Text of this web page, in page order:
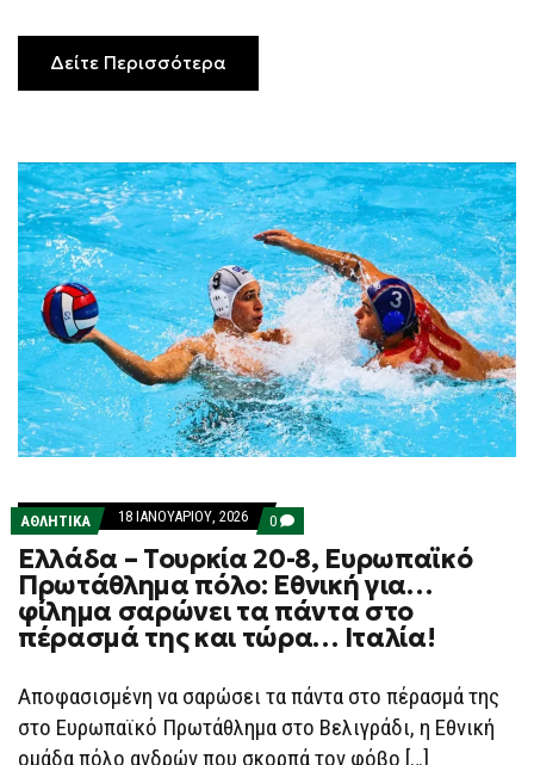
Δείτε Περισσότερα
ΑΘΛΗΤΙΚΑ 18 ΙΑΝΟΥΑΡΊΟΥ, 2026 0 COMMENTS
ON
ΕΛΛΆΔΑ
–
ΤΟΥΡΚΊΑ
20-
ΕΥΡΩΠΑΪΚΌ
EΘΝΙΚΉ
ΦΊΛΗΜΑ
ΣΑΡΏΝΕΙ
Ελλάδα – Τουρκία 20-8, Ευρωπαϊκό
Πρωτάθλημα πόλο: Eθνική για…
φίλημα σαρώνει τα πάντα στο
πέρασμά της και τώρα… Ιταλία!
Αποφασισμένη να σαρώσει τα πάντα στο πέρασμά της
στο Ευρωπαϊκό Πρωτάθλημα στο Βελιγράδι, η Εθνική
ομάδα πόλο ανδρών που σκορπά τον φόβο […]